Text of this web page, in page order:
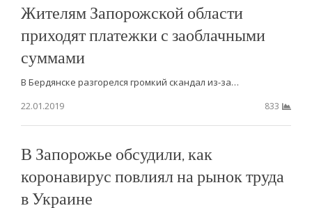
Жителям Запорожской области
приходят платежки с заоблачными
суммами
В Бердянске разгорелся громкий скандал из-за…
22.01.2019
833
В Запорожье обсудили, как
коронавирус повлиял на рынок труда
в Украине